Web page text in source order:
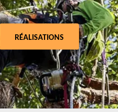
RÉALISATIONS